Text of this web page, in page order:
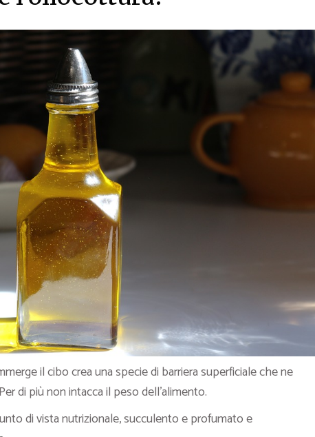
il cibo crea una specie di barriera superficiale che ne
di più non intacca il peso dell’alimento.
di vista nutrizionale, succulento e profumato e